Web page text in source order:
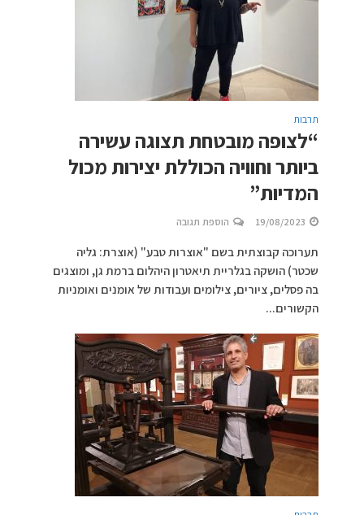
תרבות
“לצופה מובטחת תצוגה עשירה
ביותר וחוויה הכוללת יצירות מכול
המדיות”
19/08/2023 הוספת תגובה
תערוכה קבוצתית בשם "אוצרות טבע" (אוצרת: גליה
שכטר) הושקה בגלריית תיאטרון היהלום ברמת גן, ומוצגים
בה פסלים, ציורים, צילומים ועבודות של אומנים ואומניות
הקשורים...